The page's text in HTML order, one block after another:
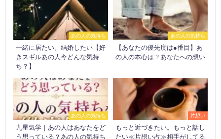
あの人の気持ち
一緒に居たい。結婚したい【好
きスギルあの人今どんな気持
ち？】
あの人の気持ち
【あなたの優先度は●番目】あ
の人の本心は？あなたへの想い
あの人の気持ち
九星気学｜あの人はあなたをど
う思っている？あの人の気持ち
片想い
もっと近づきたい。もっと話し
たい≪片想い占≫相手がしてる